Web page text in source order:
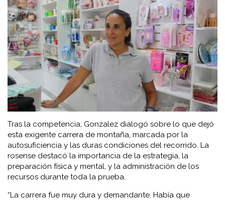
Tras la competencia, Gonzalez dialogó sobre lo que dejó
esta exigente carrera de montaña, marcada por la
autosuficiencia y las duras condiciones del recorrido. La
rosense destacó la importancia de la estrategia, la
preparación física y mental, y la administración de los
recursos durante toda la prueba.
“La carrera fue muy dura y demandante. Había que